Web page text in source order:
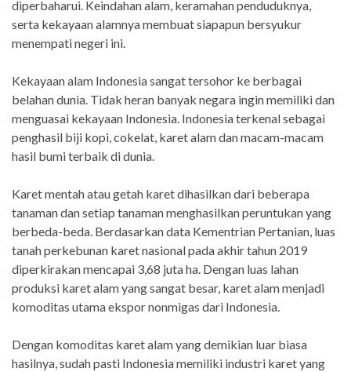
diperbaharui. Keindahan alam, keramahan penduduknya,
serta kekayaan alamnya membuat siapapun bersyukur
menempati negeri ini.
Kekayaan alam Indonesia sangat tersohor ke berbagai
belahan dunia. Tidak heran banyak negara ingin memiliki dan
menguasai kekayaan Indonesia. Indonesia terkenal sebagai
penghasil biji kopi, cokelat, karet alam dan macam-macam
hasil bumi terbaik di dunia.
Karet mentah atau getah karet dihasilkan dari beberapa
tanaman dan setiap tanaman menghasilkan peruntukan yang
berbeda-beda. Berdasarkan data Kementrian Pertanian, luas
tanah perkebunan karet nasional pada akhir tahun 2019
diperkirakan mencapai 3,68 juta ha. Dengan luas lahan
produksi karet alam yang sangat besar, karet alam menjadi
komoditas utama ekspor nonmigas dari Indonesia.
Dengan komoditas karet alam yang demikian luar biasa
hasilnya, sudah pasti Indonesia memiliki industri karet yang